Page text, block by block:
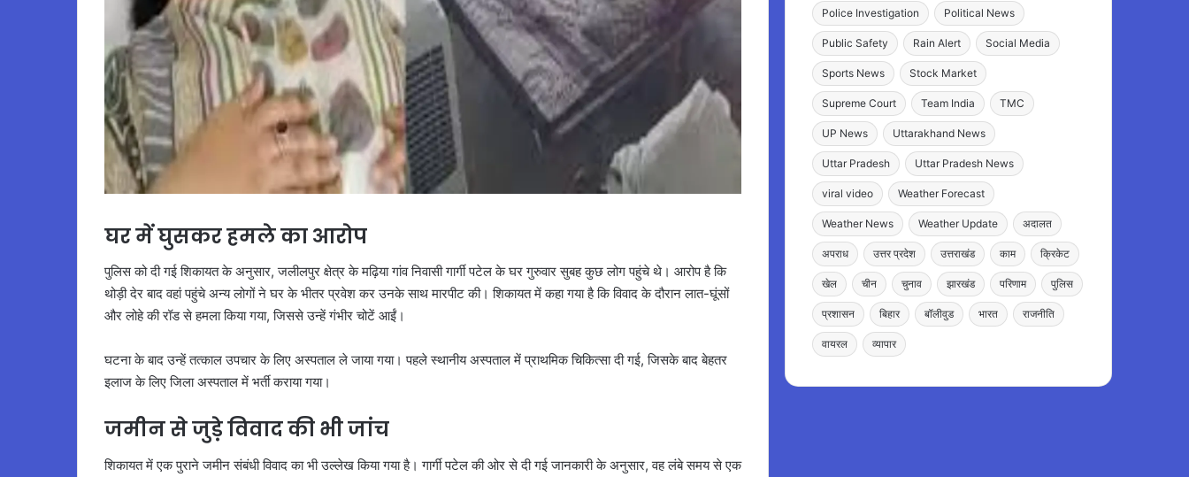
घर में घुसकर हमले का आरोप
पुलिस को दी गई शिकायत के अनुसार, जलीलपुर क्षेत्र के मढ़िया गांव निवासी गार्गी पटेल के घर गुरुवार सुबह कुछ लोग पहुंचे थे। आरोप है कि
थोड़ी देर बाद वहां पहुंचे अन्य लोगों ने घर के भीतर प्रवेश कर उनके साथ मारपीट की। शिकायत में कहा गया है कि विवाद के दौरान लात-घूंसों
और लोहे की रॉड से हमला किया गया, जिससे उन्हें गंभीर चोटें आईं।
घटना के बाद उन्हें तत्काल उपचार के लिए अस्पताल ले जाया गया। पहले स्थानीय अस्पताल में प्राथमिक चिकित्सा दी गई, जिसके बाद बेहतर
इलाज के लिए जिला अस्पताल में भर्ती कराया गया।
जमीन से जुड़े विवाद की भी जांच
शिकायत में एक पुराने जमीन संबंधी विवाद का भी उल्लेख किया गया है। गार्गी पटेल की ओर से दी गई जानकारी के अनुसार, वह लंबे समय से एक
Police Investigation Political News
Public Safety Rain Alert Social Media
Sports News Stock Market
Supreme Court Team India TMC
UP News Uttarakhand News
Uttar Pradesh Uttar Pradesh News
viral video Weather Forecast
Weather News Weather Update अदालत
अपराध उत्तर प्रदेश उत्तराखंड काम क्रिकेट
खेल चीन चुनाव झारखंड परिणाम पुलिस
प्रशासन बिहार बॉलीवुड भारत राजनीति
वायरल व्यापार